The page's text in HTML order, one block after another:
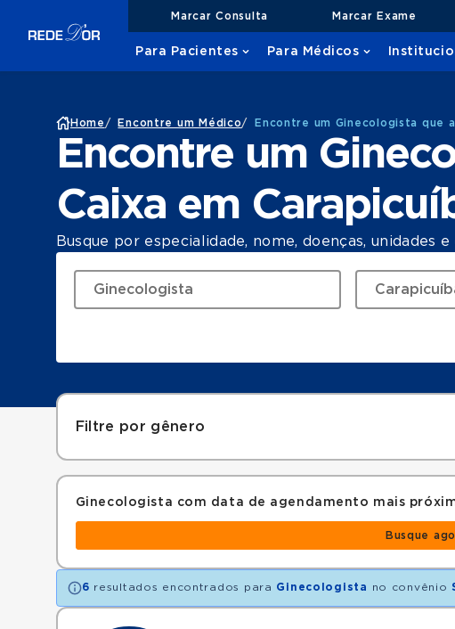
Marcar Consulta Marcar Exame
Para Pacientes Para Médicos
Home / Encontre um Médico/ Encontre um Ginecologista que
Encontre um
Caixa em
Busque por especialidade, nome, doenças, unidades
Filtre por gênero
Ginecologista com data de agendamento mais
Busque
6 resultados encontrados para Ginecologista no convênio